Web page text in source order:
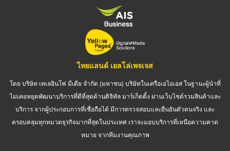
ไทยแลนด์ เยลโล่เพจเจส
โดย บริษัท เทเลอินโฟ มีเดีย จำกัด (มหาชน) บริษัทในเครือเอไอเอส ในฐานะผู้นำที่
ไม่เคยหยุดพัฒนาบริการที่ดีที่สุดด้านดิจิทัล มาร์เก็ตติ้ง ผ่านเว็บไซต์รวมสินค้าและ
บริการ จากผู้ประกอบการที่เชื่อถือได้ มีการตรวจสอบและยืนยันตัวตนจริง และ
ครอบคลุมทุกหมวดธุรกิจมากที่สุดในประเทศ เราจะมอบบริการที่เหนือความคาด
หมาย จากทีมงานคุณภาพ